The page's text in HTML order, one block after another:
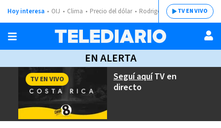
Hoy interesa OIJ Clima Precio del dólar Rodrigo ChavesTV EN VIVO
EN ALERTA
Seguí aquíTV en
directo
TV EN VIVO